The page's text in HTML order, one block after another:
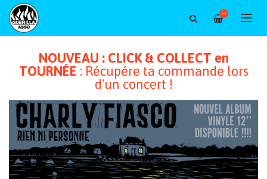
—
NOUVEAU : CLICK & COLLECT en
TOURNÉE : Récupére ta commande lors
d'un concert !